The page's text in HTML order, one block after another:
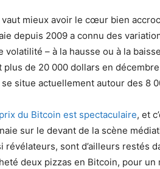
mieux avoir le cœur bien
depuis 2009 a connu des
volatilité – à la hausse ou à la
de 20 000 dollars en
situe actuellement autour des 8
du Bitcoin est spectaculaire, et
sur le devant de la scène
sont d’ailleurs restés
deux pizzas en Bitcoin, pour